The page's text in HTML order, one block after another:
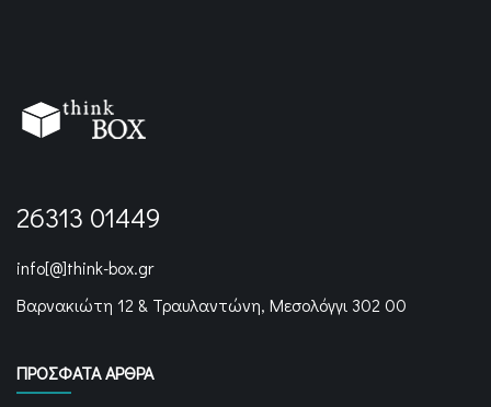
26313 01449
info[@]think-box.gr
Βαρνακιώτη 12 & Τραυλαντώνη, Μεσολόγγι 302 00
ΠΡΌΣΦΑΤΑ ΆΡΘΡΑ